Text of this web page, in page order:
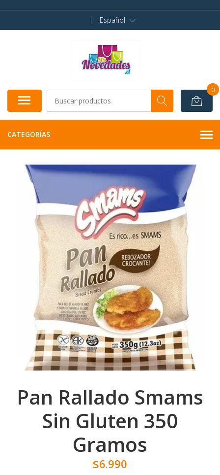
| Español
0
CATEGORÍAS
Pan Rallado Smams
Sin Gluten 350
Gramos
$6.990